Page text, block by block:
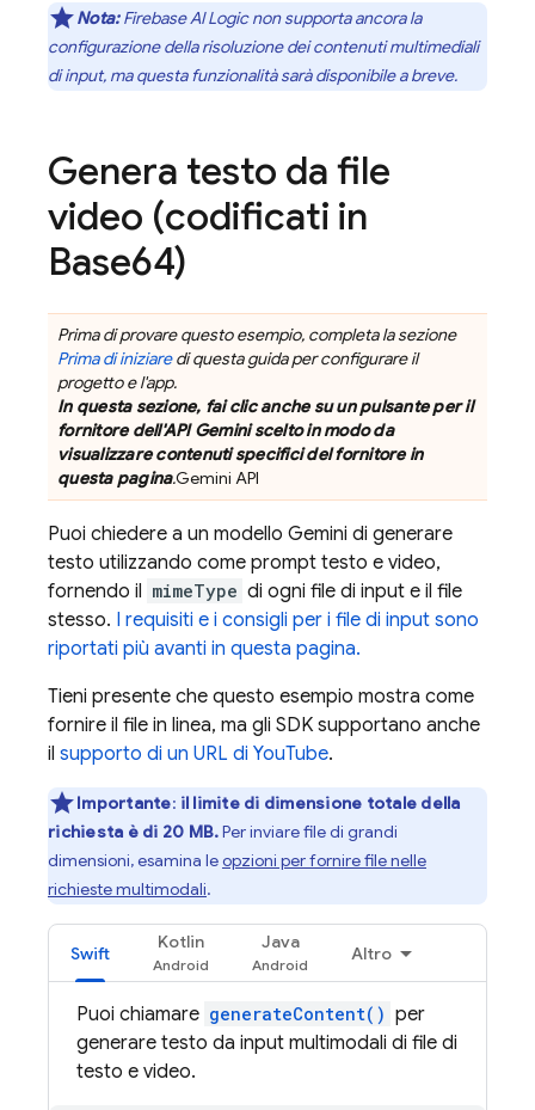
Nota: Firebase AI Logicnon supporta ancora la
configurazione della risoluzione dei contenuti multimediali
di input, ma questa funzionalità sarà disponibile a breve.
Genera testo da file
video (codificati in
Base64)
Prima di provare questo esempio, completa la sezione
Prima di iniziaredi questa guida per configurare il
progetto e l'app.
In questa sezione, fai clic anche su un pulsante per il
fornitore dell'API Gemini scelto in modo da
visualizzare contenuti specifici del fornitore in
questa pagina.Gemini API
Puoi chiedere a un modello Gemini di generare
testo utilizzando come prompt testo e video,
fornendo il mimeType di ogni file di input e il file
stesso. I requisiti e i consigli per i file di input sono
riportati più avanti in questa pagina.
Tieni presente che questo esempio mostra come
fornire il file in linea, ma gli SDK supportano anche
il supporto di un URL di YouTube.
Importante: il limite di dimensione totale della
richiesta è di 20 MB.Per inviare file di grandi
dimensioni, esamina leopzioni per fornire file nelle
richieste multimodali.
Swift
Kotlin Java
Altro
Puoi chiamare generateContent() per
generare testo da input multimodali di file di
testo e video.